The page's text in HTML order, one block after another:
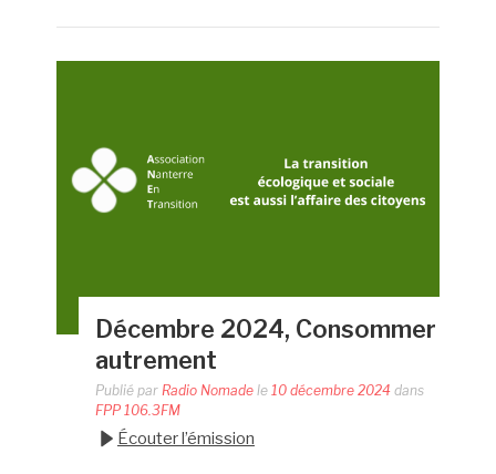
Décembre 2024, Consommer
autrement
Publié par Radio Nomadele 10 décembre 2024dans
FPP 106.3FM
Écouter l’émission